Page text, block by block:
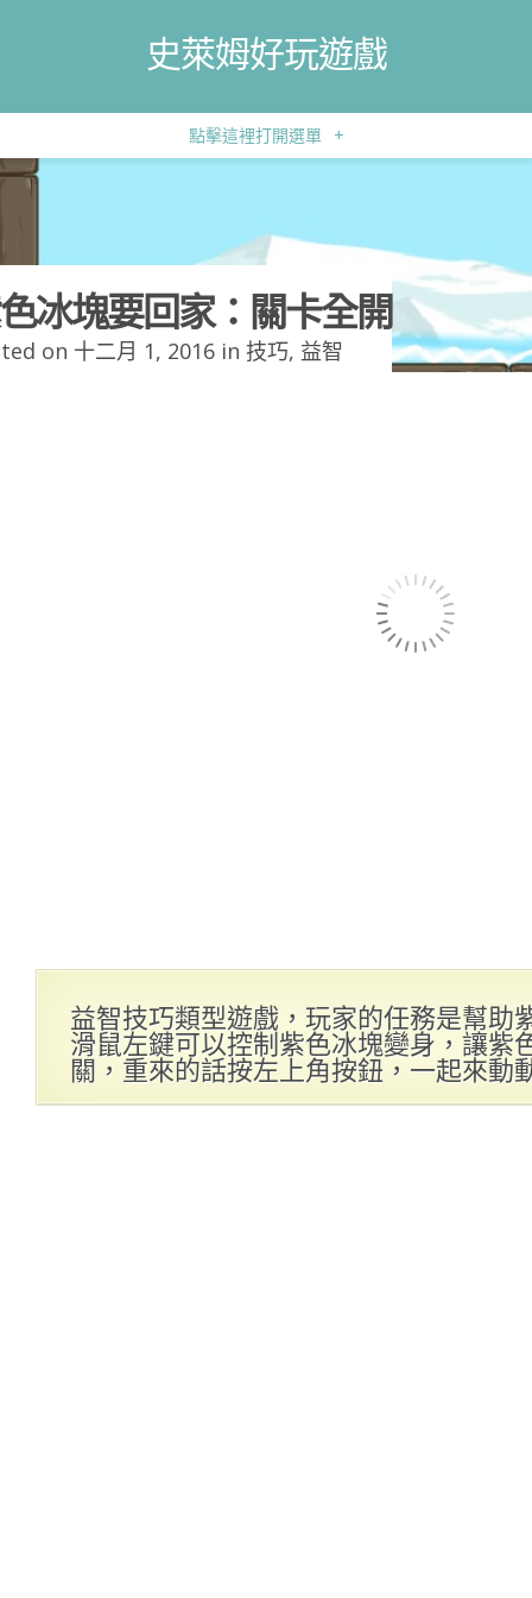
史萊姆好玩遊戲
點擊這裡打開選單 +
冰塊要回家：關卡全開
on 十二月 1, 2016 in 技巧, 益智
益智技巧類型遊戲，玩家的任務是幫助
滑鼠左鍵可以控制紫色冰塊變身，讓紫
關，重來的話按左上角按鈕，一起來動